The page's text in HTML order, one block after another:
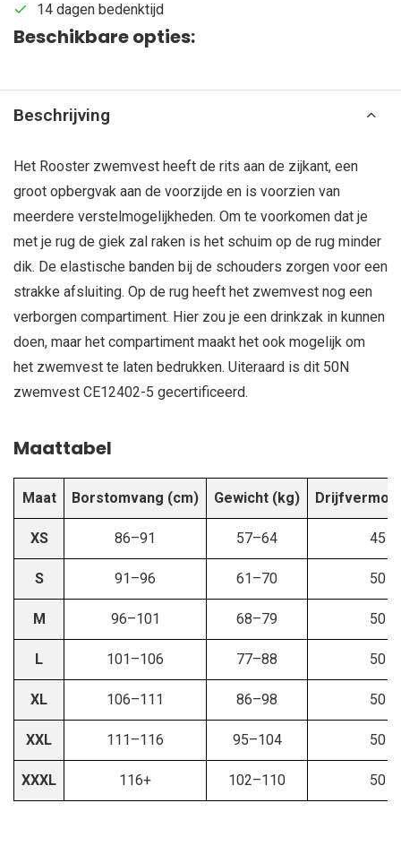
14 dagen bedenktijd
Beschikbare opties:
Beschrijving
Het Rooster zwemvest heeft de rits aan de zijkant, een
groot opbergvak aan de voorzijde en is voorzien van
meerdere verstelmogelijkheden. Om te voorkomen dat je
met je rug de giek zal raken is het schuim op de rug minder
dik. De elastische banden bij de schouders zorgen voor een
strakke afsluiting. Op de rug heeft het zwemvest nog een
verborgen compartiment. Hier zou je een drinkzak in kunnen
doen, maar het compartiment maakt het ook mogelijk om
het zwemvest te laten bedrukken. Uiteraard is dit 50N
zwemvest CE12402-5 gecertificeerd.
Maattabel
Maat Borstomvang (cm) Gewicht (kg)
XS 86–91 57–64 45
S 91–96 61–70 50
M 96–101 68–79 50
L 101–106 77–88 50
XL 106–111 86–98 50
XXL 111–116 95–104 50
XXXL 116+ 102–110 50